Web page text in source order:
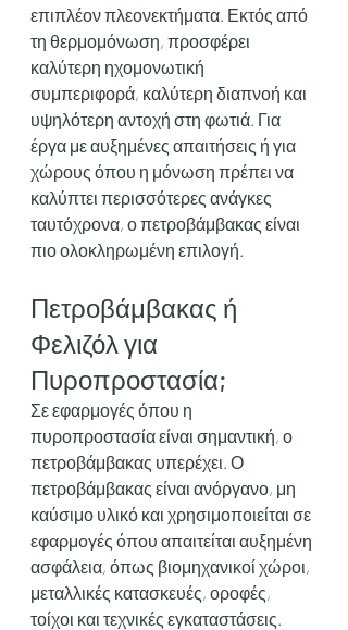
επιπλέον πλεονεκτήματα. Εκτός από
τη θερμομόνωση, προσφέρει
καλύτερη ηχομονωτική
συμπεριφορά, καλύτερη διαπνοή και
υψηλότερη αντοχή στη φωτιά. Για
έργα με αυξημένες απαιτήσεις ή για
χώρους όπου η μόνωση πρέπει να
καλύπτει περισσότερες ανάγκες
ταυτόχρονα, ο πετροβάμβακας είναι
πιο ολοκληρωμένη επιλογή.
Πετροβάμβακας ή
Φελιζόλ για
Πυροπροστασία;
Σε εφαρμογές όπου η
πυροπροστασία είναι σημαντική, ο
πετροβάμβακας υπερέχει. Ο
πετροβάμβακας είναι ανόργανο, μη
καύσιμο υλικό και χρησιμοποιείται σε
εφαρμογές όπου απαιτείται αυξημένη
ασφάλεια, όπως βιομηχανικοί χώροι,
μεταλλικές κατασκευές, οροφές,
τοίχοι και τεχνικές εγκαταστάσεις.